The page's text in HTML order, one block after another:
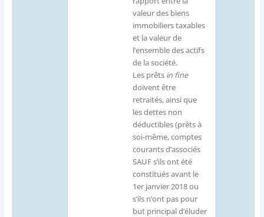
valeur des biens
immobiliers taxables
et la valeur de
l’ensemble des actifs
de la société.
Les prêtsin fine
doivent être
retraités, ainsi que
les dettes non
déductibles (prêts à
soi-même, comptes
courants d’associés
SAUF s’ils ont été
constitués avant le
1er janvier 2018 ou
s’ils n’ont pas pour
but principal d’éluder